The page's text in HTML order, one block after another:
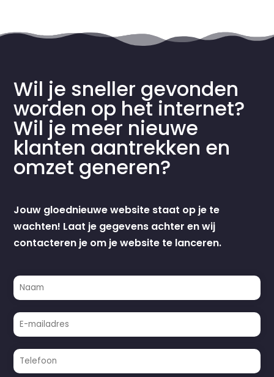
Wil je sneller gevonden
worden op het internet?
Wil je meer nieuwe
klanten aantrekken en
omzet generen?
Jouw gloednieuwe website staat op je te
wachten! Laat je gegevens achter en wij
contacteren je om je website te lanceren.